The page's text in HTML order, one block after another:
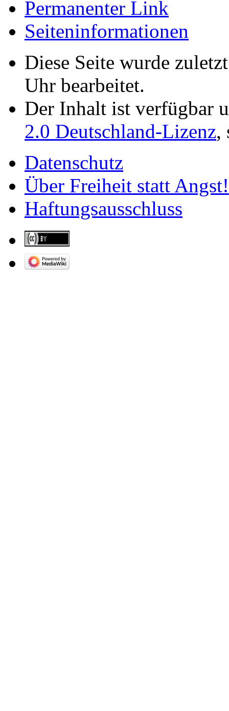
Permanenter Link
Seiten­­informationen
Diese Seite wurde
Uhr bearbeitet.
Der Inhalt ist verfügbar
2.0 Deutschland-Lizenz,
Datenschutz
Über Freiheit statt Angst!
Haftungsausschluss